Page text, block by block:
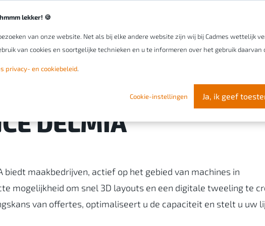
lekker! 🍪
van onze website. Net als bij elke andere website zijn wij bij Cadmes wettelijk
van cookies en soortgelijke technieken en u te informeren over het gebruik daarvan
privacy- en cookiebeleid.
Cookie-instellingen Ja, ik geef
Uw organisatie Software Onze
DELMIA
biedt maakbedrijven, actief op het gebied van machines in
mogelijkheid om snel 3D layouts en een ​​digitale tweeling te
van offertes, optimaliseert u de capaciteit en stelt u uw